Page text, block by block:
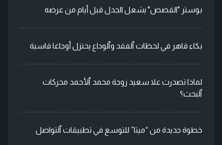
بوستر "القصص" يشعل الجدل قبل أيام من عرضه
بكاء قاهر في لحظات ٱلفقد وٱلوداع يختزل أوجاعا قاسية
لماذا تصدرت علا سعيد زوجة محمد ٱلأحمد محركات
ٱلبحث؟
خطوة جديدة من “ميتا” للتوسع في تطبيقات ٱلتواصل